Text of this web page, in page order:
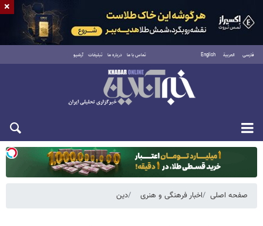
فارسی العربية English تماس با ما درباره ما تبلیغات آرشیو
دوشنبه ۱۹ مرداد ۱۴۰۵
صفحه اصلی اخبار فرهنگی و هنری دین
×